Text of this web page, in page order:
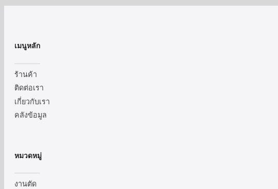
เมนูหลัก
ร้านค้า
ติดต่อเรา
เกี่ยวกับเรา
คลังข้อมูล
หมวดหมู่
งานตัด